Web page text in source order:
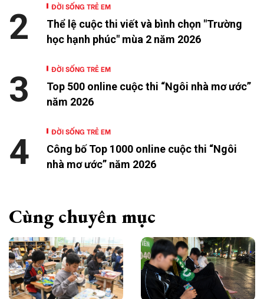
ĐỜI SỐNG TRẺ EM
Thể lệ cuộc thi viết và bình chọn "Trường
học hạnh phúc" mùa 2 năm 2026
2
ĐỜI SỐNG TRẺ EM
Top 500 online cuộc thi “Ngôi nhà mơ ước”
năm 2026
3
ĐỜI SỐNG TRẺ EM
Công bố Top 1000 online cuộc thi “Ngôi
nhà mơ ước” năm 2026
4
Cùng chuyên mục